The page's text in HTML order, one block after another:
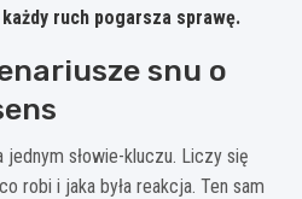
ruch pogarsza sprawę.
snu o
słowie-kluczu. Liczy się
robi i jaka była reakcja. Ten sam